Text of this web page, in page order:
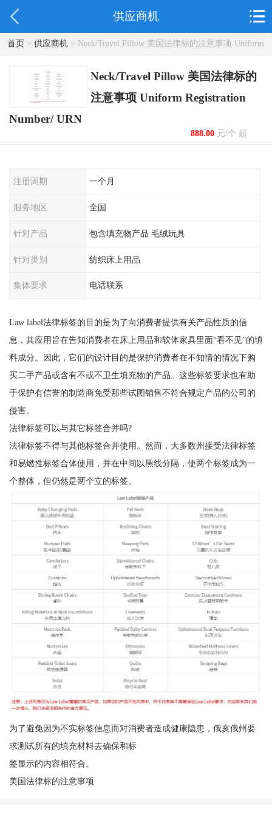
供应商机
首页> 供应商机> Neck/Travel Pillow 美国法律标的注意事项 Uniform
Registration Number/ URN
Neck/Travel Pillow 美国法律标的
注意事项 Uniform Registration
Number/ URN
888.00元/个 起
注册周期 一个月
服务地区 全国
针对产品 包含填充物产品 毛绒玩具
针对类别 纺织床上用品
集体要求 电话联系
Law label法律标签的目的是为了向消费者提供有关产品性质的信
息，其应用旨在告知消费者在床上用品和软体家具里面“看不见”的填
料成分。因此，它们的设计目的是保护消费者在不知情的情况下购
买二手产品或含有不或不卫生填充物的产品。这些标签要求也有助
于保护有信誉的制造商免受那些试图销售不符合规定产品的公司的
侵害。
法律标签可以与其它标签合并吗?
法律标签不得与其他标签合并使用。然而，大多数州接受法律标签
和易燃性标签合体使用，并在中间以黑线分隔，使两个标签成为一
个整体，但仍然是两个立的标签。
为了避免因为不实标签信息而对消费者造成健康隐患，俄亥俄州要
求测试所有的填充材料去确保和标
签显示的内容相符合。
美国法律标的注意事项